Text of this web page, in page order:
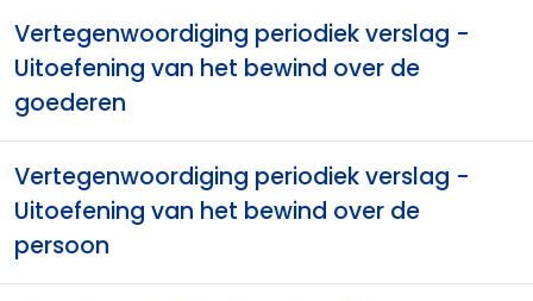
Vertegenwoordiging periodiek verslag -
Uitoefening van het bewind over de
goederen
Vertegenwoordiging periodiek verslag -
Uitoefening van het bewind over de
persoon